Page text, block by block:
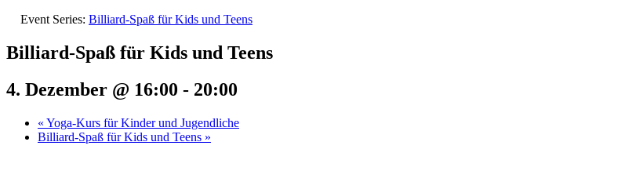
Event Series: Billiard-Spaß für Kids und Teens
Billiard-Spaß für Kids und Teens
4. Dezember @ 16:00 - 20:00
« Yoga-Kurs für Kinder und Jugendliche
Billiard-Spaß für Kids und Teens »